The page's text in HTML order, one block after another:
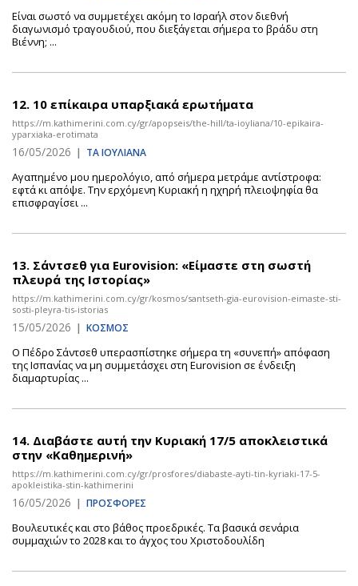
Είναι σωστό να συμμετέχει ακόμη το Ισραήλ στον διεθνή
διαγωνισμό τραγουδιού, που διεξάγεται σήμερα το βράδυ στη
Βιέννη; ...
12. 10 επίκαιρα υπαρξιακά ερωτήματα
https://m.kathimerini.com.cy/gr/apopseis/the-hill/ta-ioyliana/10-epikaira-
yparxiaka-erotimata
16/05/2026 | ΤΑ ΙΟΥΛΙΑΝΑ
Αγαπημένο μου ημερολόγιο, από σήμερα μετράμε αντίστροφα:
εφτά κι απόψε. Την ερχόμενη Κυριακή η ηχηρή πλειοψηφία θα
επισφραγίσει ...
13. Σάντσεθ για Eurovision: «Είμαστε στη σωστή
πλευρά της Ιστορίας»
https://m.kathimerini.com.cy/gr/kosmos/santseth-gia-eurovision-eimaste-sti-
sosti-pleyra-tis-istorias
15/05/2026 | ΚΟΣΜΟΣ
Ο Πέδρο Σάντσεθ υπερασπίστηκε σήμερα τη «συνεπή» απόφαση
της Ισπανίας να μη συμμετάσχει στη Eurovision σε ένδειξη
διαμαρτυρίας ...
14. Διαβάστε αυτή την Κυριακή 17/5 αποκλειστικά
στην «Καθημερινή»
https://m.kathimerini.com.cy/gr/prosfores/diabaste-ayti-tin-kyriaki-17-5-
apokleistika-stin-kathimerini
16/05/2026 | ΠΡΟΣΦΟΡΕΣ
Βουλευτικές και στο βάθος προεδρικές. Τα βασικά σενάρια
συμμαχιών το 2028 και το άγχος του Χριστοδουλίδη